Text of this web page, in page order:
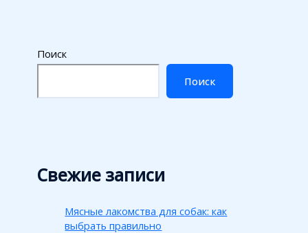
Поиск
Поиск
Свежие записи
Мясные лакомства для собак: как
выбрать правильно